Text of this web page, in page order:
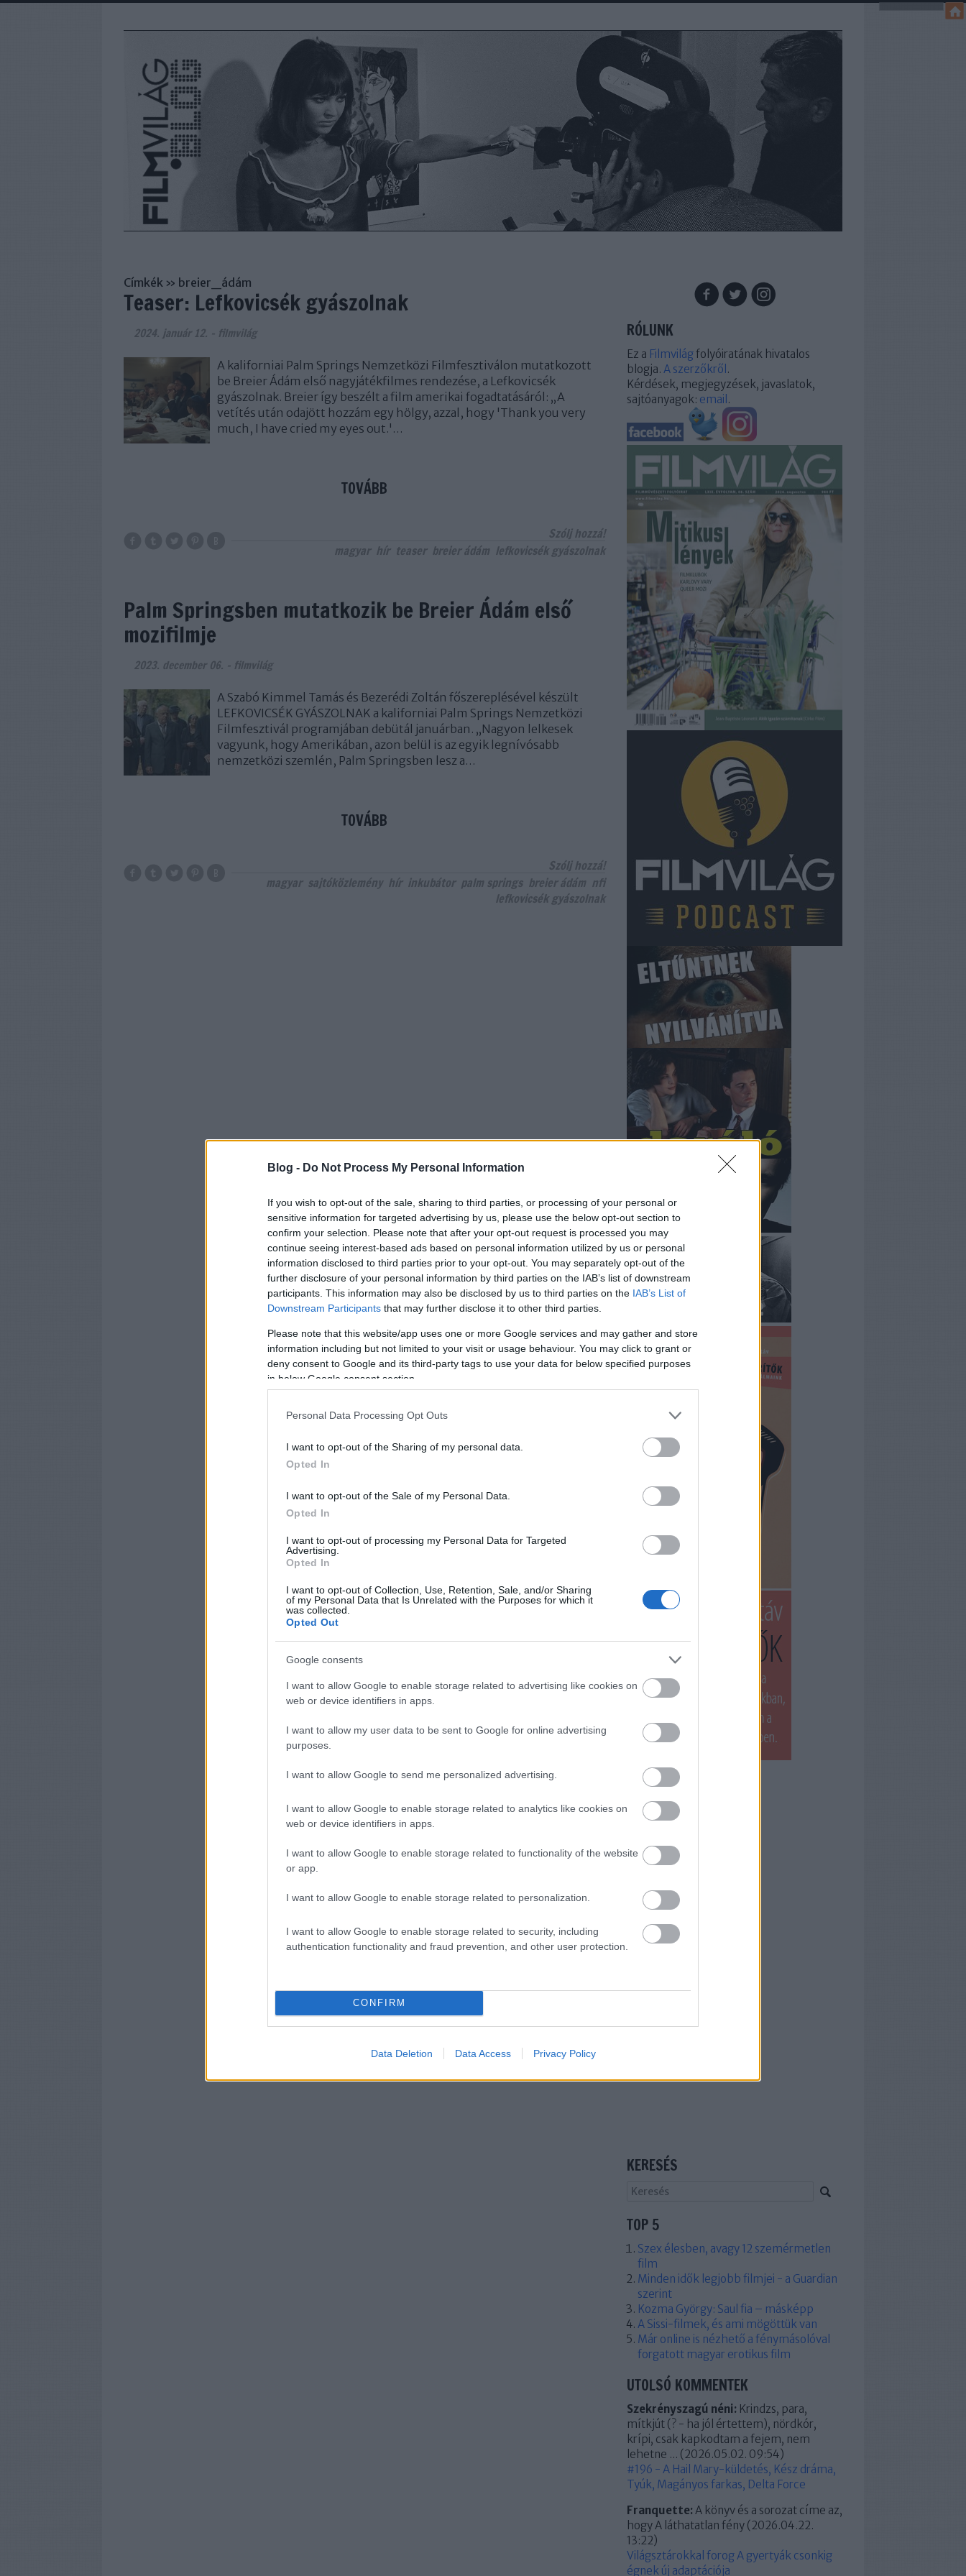
Blog - Do Not Process My Personal Information
If you wish to opt-out of the sale, sharing to third parties, or processing of your personal or
sensitive information for targeted advertising by us, please use the below opt-out section to
confirm your selection. Please note that after your opt-out request is processed you may
continue seeing interest-based ads based on personal information utilized by us or personal
information disclosed to third parties prior to your opt-out. You may separately opt-out of the
further disclosure of your personal information by third parties on the IAB’s list of downstream
participants. This information may also be disclosed by us to third parties on the IAB’s List of
Downstream Participants that may further disclose it to other third parties.
Please note that this website/app uses one or more Google services and may gather and store
information including but not limited to your visit or usage behaviour. You may click to grant or
deny consent to Google and its third-party tags to use your data for below specified purposes
in below Google consent section.
Personal Data Processing Opt Outs
I want to opt-out of the Sharing of my personal data.
Opted In
I want to opt-out of the Sale of my Personal Data.
Opted In
I want to opt-out of processing my Personal Data for Targeted
Advertising.
Opted In
I want to opt-out of Collection, Use, Retention, Sale, and/or Sharing
of my Personal Data that Is Unrelated with the Purposes for which it
was collected.
Opted Out
Google consents
I want to allow Google to enable storage related to advertising like cookies on
web or device identifiers in apps.
I want to allow my user data to be sent to Google for online advertising
purposes.
I want to allow Google to send me personalized advertising.
I want to allow Google to enable storage related to analytics like cookies on
web or device identifiers in apps.
I want to allow Google to enable storage related to functionality of the website
or app.
I want to allow Google to enable storage related to personalization.
I want to allow Google to enable storage related to security, including
authentication functionality and fraud prevention, and other user protection.
CONFIRM
Data Deletion Data Access Privacy Policy
Címkék » breier_ádám
Teaser: Lefkovicsék gyászolnak
2024. január 12. - filmvilág
A kaliforniai Palm Springs Nemzetközi Filmfesztiválon mutatkozott
be Breier Ádám első nagyjátékfilmes rendezése, a Lefkovicsék
gyászolnak. Breier így beszélt a film amerikai fogadtatásáról: „A
vetítés után odajött hozzám egy hölgy, azzal, hogy 'Thank you very
much, I have cried my eyes out.'…
TOVÁBB
Szólj hozzá!
magyar hír teaser breier ádám lefkovicsék gyászolnak
Palm Springsben mutatkozik be Breier Ádám első
mozifilmje
2023. december 06. - filmvilág
A Szabó Kimmel Tamás és Bezerédi Zoltán főszereplésével készült
LEFKOVICSÉK GYÁSZOLNAK a kaliforniai Palm Springs Nemzetközi
Filmfesztivál programjában debütál januárban. „Nagyon lelkesek
vagyunk, hogy Amerikában, azon belül is az egyik legnívósabb
nemzetközi szemlén, Palm Springsben lesz a…
TOVÁBB
Szólj hozzá!
magyar sajtóközlemény hír inkubátor palm springs breier ádám nfi
lefkovicsék gyászolnak
RÓLUNK
Ez a Filmvilágfolyóiratának hivatalos
blogja. A szerzőkről .
Kérdések, megjegyzések, javaslatok,
sajtóanyagok: email .
EZT LÁTTUK LEGUTÓBB
Tweets by filmnaplo
KERESÉS
TOP 5
Szex élesben, avagy 12 szemérmetlen
film
Minden idők legjobb filmjei - a Guardian
szerint
Kozma György: Saul fia – másképp
A Sissi-filmek, és ami mögöttük van
Már online is nézhető a fénymásolóval
forgatott magyar erotikus film
UTOLSÓ KOMMENTEK
Szekrényszagú néni: Krindzs, para,
mítkjút (? - ha jól értettem), nördkór,
krípi, csak kapkodtam a fejem, nem
lehetne ... (2026.05.02. 09:54)
#196 - A Hail Mary-küldetés, Kész dráma,
Tyúk, Magányos farkas, Delta Force
Franquette: A könyv és a sorozat címe az,
hogy A láthatatlan fény (2026.04.22.
13:22)
Világsztárokkal forog A gyertyák csonkig
égnek új adaptációja